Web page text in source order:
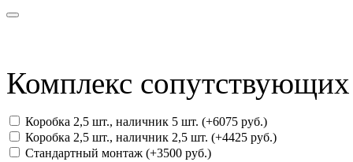
Комплекс сопутствующих
Коробка 2,5 шт., наличник 5 шт. (+6075 руб.)
Коробка 2,5 шт., наличник 2,5 шт. (+4425 руб.)
Стандартный монтаж (+3500 руб.)